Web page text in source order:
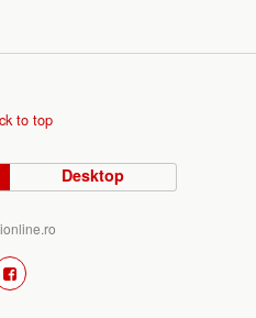
to top
Desktop